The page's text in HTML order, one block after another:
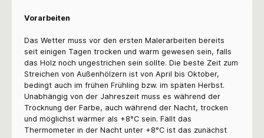
Vorarbeiten
Das Wetter muss vor den ersten Malerarbeiten bereits
seit einigen Tagen trocken und warm gewesen sein, falls
das Holz noch ungestrichen sein sollte. Die beste Zeit zum
Streichen von Außenhölzern ist von April bis Oktober,
bedingt auch im frühen Frühling bzw. im späten Herbst.
Unabhängig von der Jahreszeit muss es während der
Trocknung der Farbe, auch während der Nacht, trocken
und möglichst wärmer als +8°C sein. Fällt das
Thermometer in der Nacht unter +8°C ist das zunächst